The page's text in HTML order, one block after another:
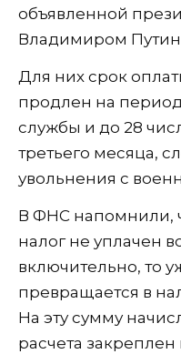
объявленной
Владимиром
Для них срок
продлен на
службы и до 28
третьего месяца,
увольнения с
В ФНС напомнили,
налог не уплачен
включительно, то
превращается в
На эту сумму
расчета